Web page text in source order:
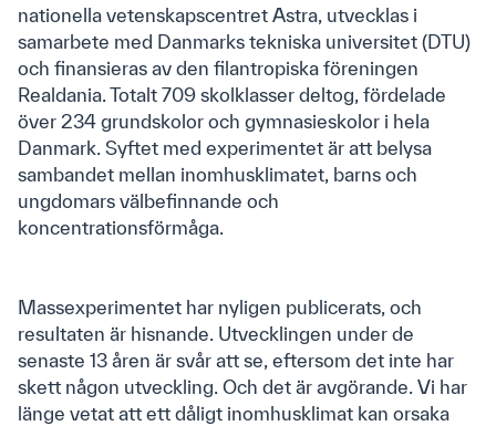
nationella vetenskapscentret Astra, utvecklas i
samarbete med Danmarks tekniska universitet (DTU)
och finansieras av den filantropiska föreningen
Realdania. Totalt 709 skolklasser deltog, fördelade
över 234 grundskolor och gymnasieskolor i hela
Danmark. Syftet med experimentet är att belysa
sambandet mellan inomhusklimatet, barns och
ungdomars välbefinnande och
koncentrationsförmåga.
Massexperimentet har nyligen publicerats, och
resultaten är hisnande. Utvecklingen under de
senaste 13 åren är svår att se, eftersom det inte har
skett någon utveckling. Och det är avgörande. Vi har
länge vetat att ett dåligt inomhusklimat kan orsaka